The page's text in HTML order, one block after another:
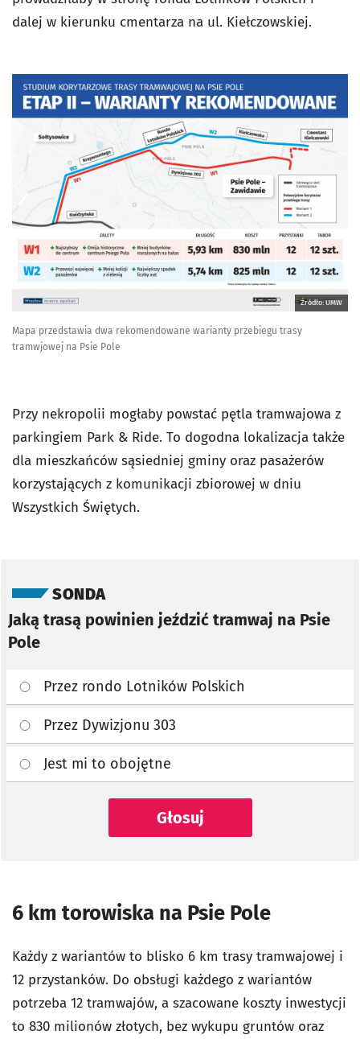
dalej w kierunku cmentarza na ul. Kiełczowskiej.
Źródło: UMW
Mapa przedstawia dwa rekomendowane warianty przebiegu trasy
tramwjowej na Psie Pole
Przy nekropolii mogłaby powstać pętla tramwajowa z
parkingiem Park & Ride. To dogodna lokalizacja także
dla mieszkańców sąsiedniej gminy oraz pasażerów
korzystających z komunikacji zbiorowej w dniu
Wszystkich Świętych.
SONDA
Jaką trasą powinien jeździć tramwaj na Psie
Pole
Przez rondo Lotników Polskich
Przez Dywizjonu 303
Jest mi to obojętne
Głosuj
6 km torowiska na Psie Pole
Każdy z wariantów to blisko 6 km trasy tramwajowej i
12 przystanków. Do obsługi każdego z wariantów
potrzeba 12 tramwajów, a szacowane koszty inwestycji
to 830 milionów złotych, bez wykupu gruntów oraz